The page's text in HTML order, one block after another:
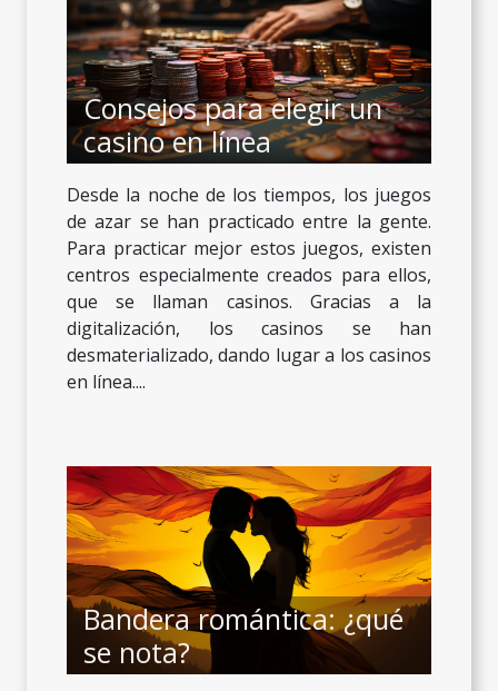
Consejos para elegir un
casino en línea
Desde la noche de los tiempos, los juegos
de azar se han practicado entre la gente.
Para practicar mejor estos juegos, existen
centros especialmente creados para ellos,
que se llaman casinos. Gracias a la
digitalización, los casinos se han
desmaterializado, dando lugar a los casinos
en línea....
Bandera romántica: ¿qué
se nota?